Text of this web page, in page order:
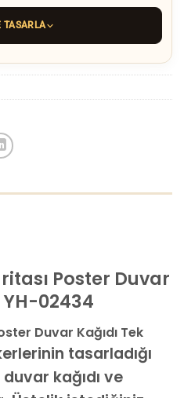
TASARLA
Poster Duvar
YH-02434
Duvar Kağıdı Tek
tasarladığı
kağıdı ve